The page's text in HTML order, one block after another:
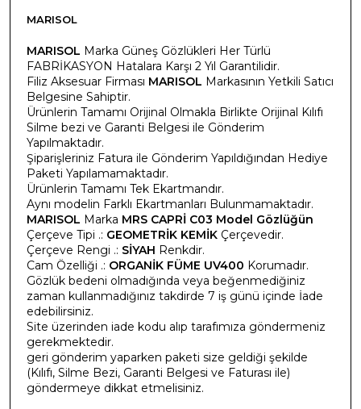
MARISOL
MARISOL Marka Güneş Gözlükleri Her Türlü
FABRİKASYON Hatalara Karşı 2 Yıl Garantilidir.
Filiz Aksesuar Firması MARISOL Markasının Yetkili Satıcı
Belgesine Sahiptir.
Ürünlerin Tamamı Orijinal Olmakla Birlikte Orijinal Kılıfı
Silme bezi ve Garanti Belgesi ile Gönderim
Yapılmaktadır.
Şiparişleriniz Fatura ile Gönderim Yapıldığından Hediye
Paketi Yapılamamaktadır.
Ürünlerin Tamamı Tek Ekartmandır.
Aynı modelin Farklı Ekartmanları Bulunmamaktadır.
MARISOL Marka MRS CAPRİ C03 Model Gözlüğün
Çerçeve Tipi .: GEOMETRİK KEMİK Çerçevedir.
Çerçeve Rengi .: SİYAH Renkdir.
Cam Özelliği .: ORGANİK FÜME UV400 Korumadır.
Gözlük bedeni olmadığında veya beğenmediğiniz
zaman kullanmadığınız takdirde 7 iş günü içinde İade
edebilirsiniz.
Site üzerinden iade kodu alıp tarafımıza göndermeniz
gerekmektedir.
geri gönderim yaparken paketi size geldiği şekilde
(Kılıfı, Silme Bezi, Garanti Belgesi ve Faturası ile)
göndermeye dikkat etmelisiniz.